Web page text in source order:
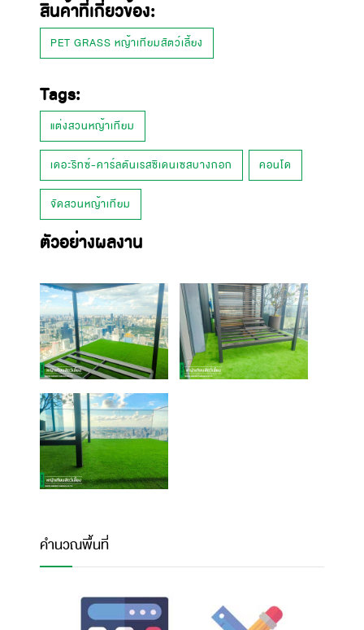
สินค้าที่เกี่ยวข้อง:
PET GRASS หญ้าเทียมสัตว์เลี้ยง
Tags:
แต่งสวนหญ้าเทียม
เดอะริทซ์-คาร์ลตันเรสซิเดนเซสบางกอก คอนโด
จัดสวนหญ้าเทียม
ตัวอย่างผลงาน
คำนวณพื้นที่